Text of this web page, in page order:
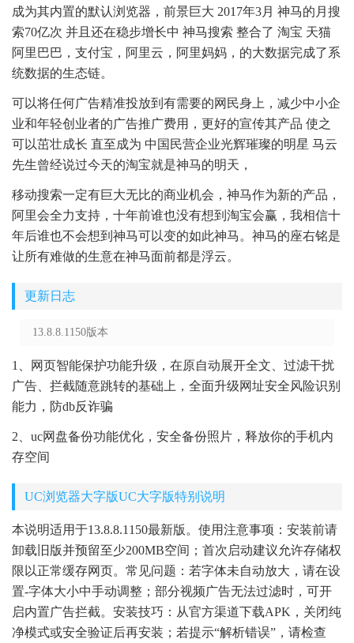
成为其内置的默认浏览器，前景巨大 2017年3月 神马的月搜
索70亿次 并且还在稳步增长中 神马搜索 整合了 淘宝 天猫
阿里巴巴，支付宝，阿里云，阿里妈妈，的大数据完成了系
统数据的生态链。
可以将任何广告精准投放到有需要的网民身上，减少中小企
业和年轻创业者的广告推广费用，更好的宣传其产品 使之
可以茁壮成长 直至成为 中国民营企业光辉璀璨的明星 马云
先生曾经说过今天的淘宝就是神马的明天，
移动搜索一定有巨大无比的商业机会，神马作为新的产品，
阿里会全力支持，十年前谁也没有想到淘宝会赢，我相信十
年后谁也不会想到神马可以变的如此神马。神马的座右铭是
让所有难做的生意在神马面前都是浮云。
更新日志
13.8.8.1150版本
1、网页智能保护功能升级，在原自动展开全文、过滤干扰
广告、拦截随意跳转的基础上，全面升级网址安全风险识别
能力，防db反诈骗
2、uc网盘备份功能优化，安全备份照片，释放你的手机内
存空间
UC浏览器大字版UC大字版特别说明
本说明适用于13.8.8.1150最新版。使用注意事项：安装前请
卸载旧版并预留至少200MB空间；首次启动建议允许存储权
限以正常缓存网页。常见问题：若字体未自动放大，请在设
置-字体大小中手动调整；部分视频广告无法过滤时，可开
启内置广告拦截。安装技巧：从官方渠道下载APK，关闭纯
净模式或安全验证后再安装；若提示“解析错误”，请检查